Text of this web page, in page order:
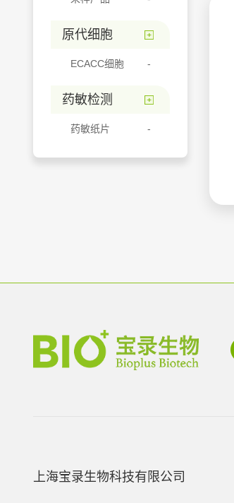
原代细胞
ECACC细胞
药敏检测
药敏纸片
上海宝录生物科技有限公司